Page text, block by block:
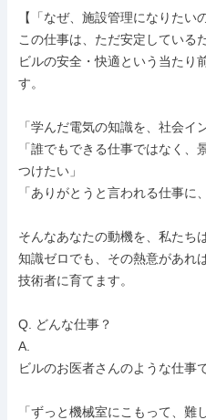
【「なぜ、施設管理になりたい
この仕事は、ただ安定している
ビルの安全・快適という当たり
す。
「学んだ電気の知識を、社会イ
「誰でもできる仕事ではなく
つけたい」
「ありがとうと言われる仕事に
そんなあなたの動機を、私たち
知識ゼロでも、その熱意があれ
技術者に育てます。
Q. どんな仕事？
A.
ビルのお医者さんのような仕事
「ずっと機械室にこもって、難